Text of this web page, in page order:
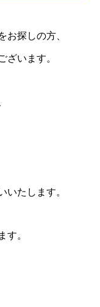
お探しの方、
ざいます。
いたします。
す。